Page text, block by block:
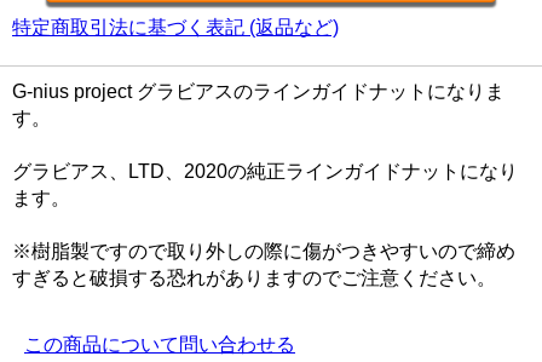
特定商取引法に基づく表記 (返品など)
G-nius project グラビアスのラインガイドナットになりま
す。
グラビアス、LTD、2020の純正ラインガイドナットになり
ます。
※樹脂製ですので取り外しの際に傷がつきやすいので締め
すぎると破損する恐れがありますのでご注意ください。
この商品について問い合わせる